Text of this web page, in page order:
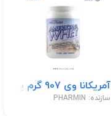
آمریکانا وی 907 گرم پودر
سازنده: PHARMIN